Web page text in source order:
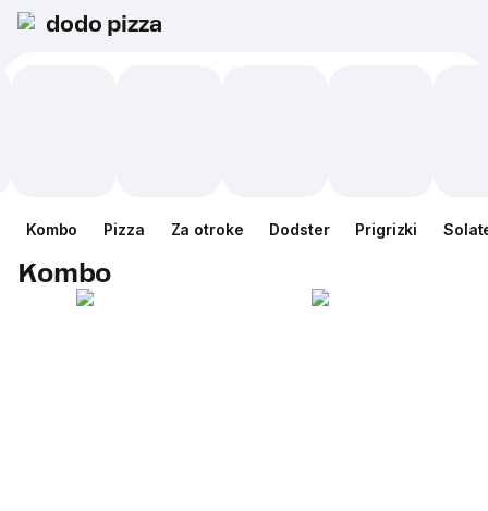
dodo pizza
Kombo Pizza Za otroke Dodster Prigrizki
Kombo